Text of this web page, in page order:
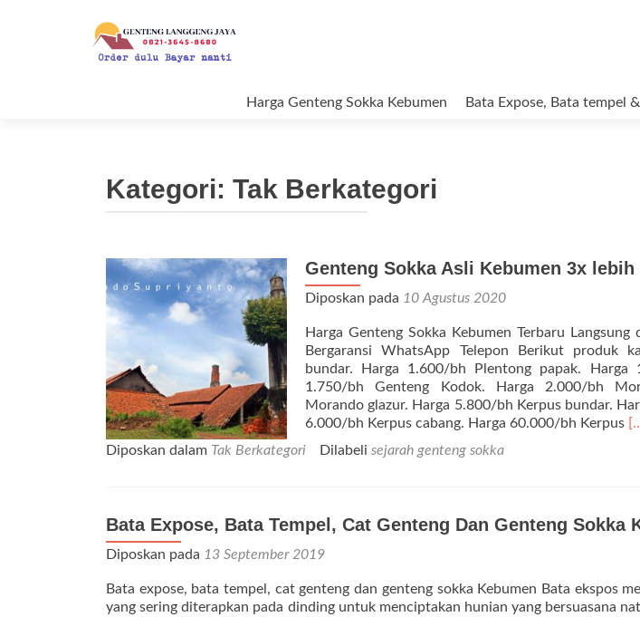
Harga Genteng Sokka Kebumen
Bata Expose, Bata tempel
Kategori: Tak Berkategori
Genteng Sokka Asli Kebumen 3x
Diposkan pada 10 Agustus 2020
Harga Genteng Sokka Kebumen Terbaru Langsung
Bergaransi WhatsApp Telepon Berikut produk
bundar. Harga 1.600/bh Plentong papak.
1.750/bh Genteng Kodok. Harga 2.000/bh
Morando glazur. Harga 5.800/bh Kerpus bundar.
6.000/bh Kerpus cabang. Harga 60.000/bh Kerpus
Diposkan dalam Tak Berkategori Dilabeli sejarah genteng sokka
Bata Expose, Bata Tempel, Cat Genteng Dan Genteng Sokka
Diposkan pada 13 September 2019
Bata expose, bata tempel, cat genteng dan genteng sokka Kebumen Bata ekspos
yang sering diterapkan pada dinding untuk menciptakan hunian yang bersuasana